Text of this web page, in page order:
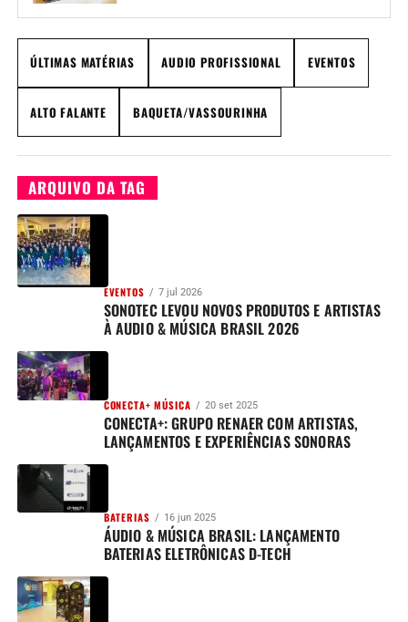
ÚLTIMAS MATÉRIAS AUDIO PROFISSIONAL EVENTOS
ALTO FALANTE BAQUETA/VASSOURINHA
ARQUIVO DA TAG
EVENTOS 7 jul 2026
SONOTEC LEVOU NOVOS PRODUTOS E ARTISTAS
À AUDIO & MÚSICA BRASIL 2026
CONECTA+ MÚSICA 20 set 2025
CONECTA+: GRUPO RENAER COM ARTISTAS,
LANÇAMENTOS E EXPERIÊNCIAS SONORAS
BATERIAS 16 jun 2025
ÁUDIO & MÚSICA BRASIL: LANÇAMENTO
BATERIAS ELETRÔNICAS D-TECH